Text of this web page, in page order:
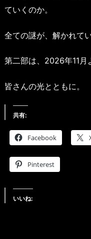
ていくのか。
全ての謎が、解かれてい
第二部は、2026年11月
皆さんの光とともに。
共有:
Facebook
Pinterest
いいね: